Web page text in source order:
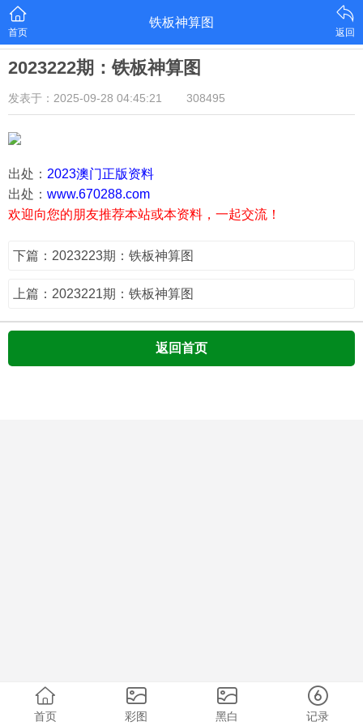
首页
铁板神算图
返回
2023222期：铁板神算图
发表于：2025-09-28 04:45:21 308495
出处： 2023澳门正版资料
出处： www.670288.com
欢迎向您的朋友推荐本站或本资料，一起交流！
下篇：2023223期：铁板神算图
上篇：2023221期：铁板神算图
返回首页
首页 彩图 黑白 记录